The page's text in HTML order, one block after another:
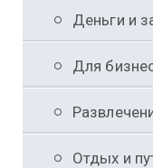
Деньги и
Для
Отдых и